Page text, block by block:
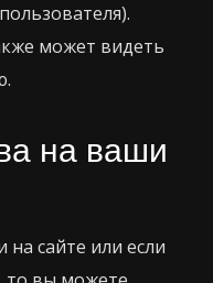
может видеть
на ваши
на сайте или если